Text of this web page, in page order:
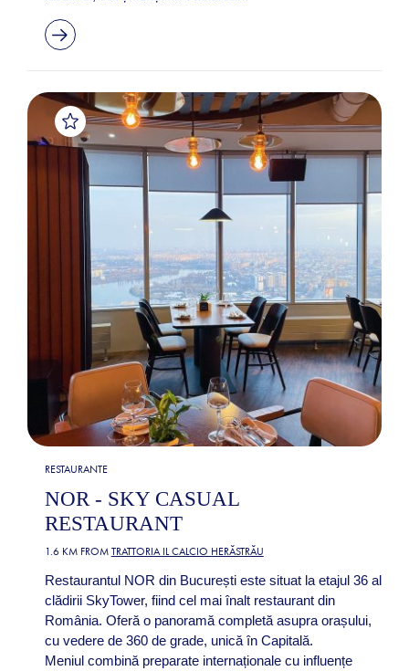
RESTAURANTE
NOR - SKY CASUAL
RESTAURANT
1.6 KM FROM TRATTORIA IL CALCIO HERĂSTRĂU
Restaurantul NOR din București este situat la etajul 36 al
clădirii SkyTower, fiind cel mai înalt restaurant din
România. Oferă o panoramă completă asupra orașului,
cu vedere de 360 de grade, unică în Capitală.
Meniul combină preparate internaționale cu influențe